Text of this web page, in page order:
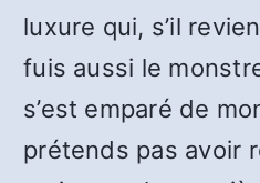
luxure qui, s’il
fuis aussi le
s’est emparé de
prétends pas avoir